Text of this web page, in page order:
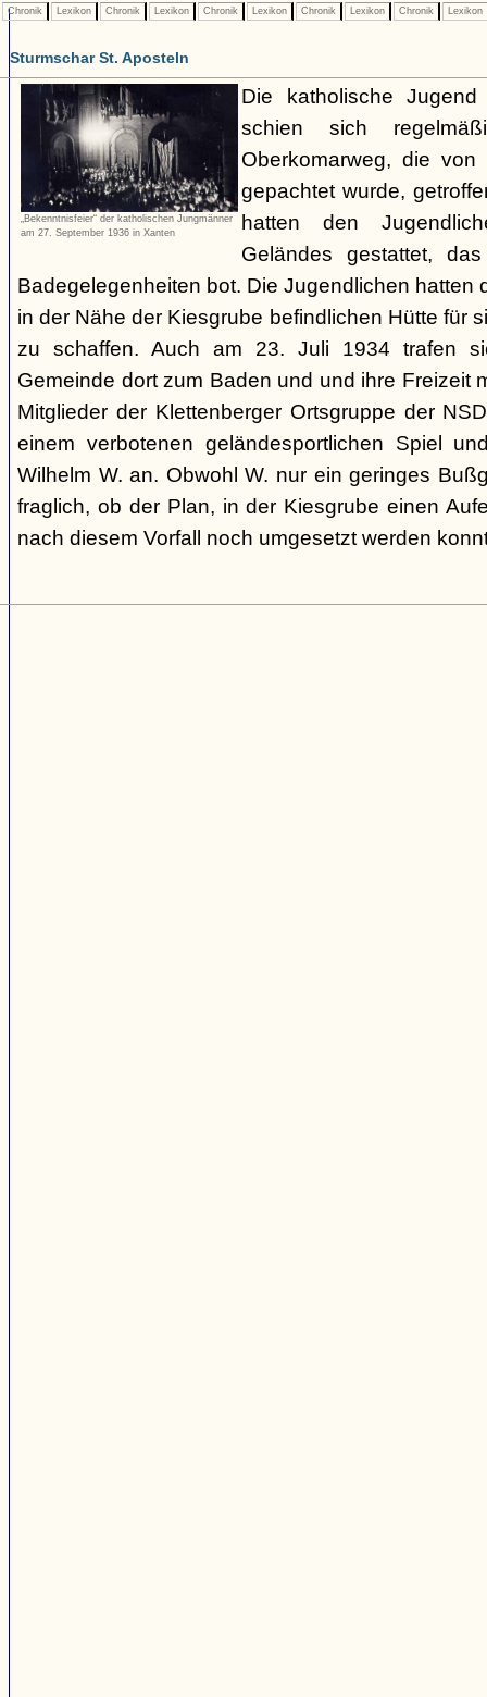
Chronik Lexikon Chronik Lexikon Chronik Lexikon Chronik Lexikon Chronik Lexikon
Sturmschar St. Aposteln
„Bekenntnisfeier“ der katholischen Jungmänner
am 27. September 1936 in Xanten
Die katholische
schien sich
Oberkomarweg, die
gepachtet wurde,
hatten den
Geländes gestattet,
Badegelegenheiten bot. Die Jugendlichen hatten
in der Nähe der Kiesgrube befindlichen Hütte für
zu schaffen. Auch am 23. Juli 1934 trafen
Gemeinde dort zum Baden und und ihre Freizeit
Mitglieder der Klettenberger Ortsgruppe der
einem verbotenen geländesportlichen Spiel
Wilhelm W. an. Obwohl W. nur ein geringes
fraglich, ob der Plan, in der Kiesgrube einen
nach diesem Vorfall noch umgesetzt werden